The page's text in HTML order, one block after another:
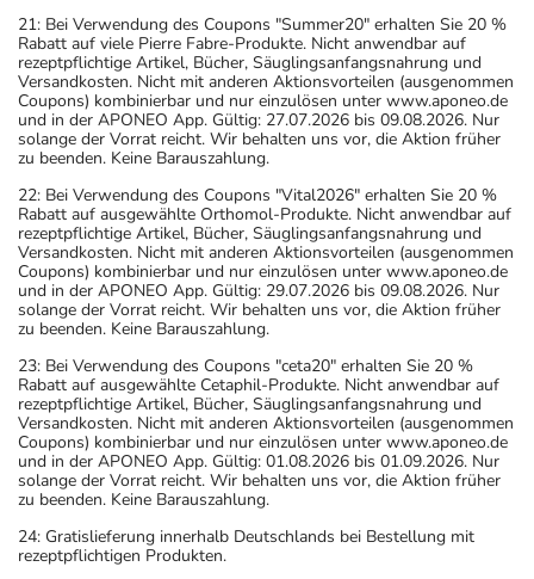
21: Bei Verwendung des Coupons "Summer20" erhalten Sie 20 %
Rabatt auf viele Pierre Fabre-Produkte. Nicht anwendbar auf
rezeptpflichtige Artikel, Bücher, Säuglingsanfangsnahrung und
Versandkosten. Nicht mit anderen Aktionsvorteilen (ausgenommen
Coupons) kombinierbar und nur einzulösen unter www.aponeo.de
und in der APONEO App. Gültig: 27.07.2026 bis 09.08.2026. Nur
solange der Vorrat reicht. Wir behalten uns vor, die Aktion früher
zu beenden. Keine Barauszahlung.
22: Bei Verwendung des Coupons "Vital2026" erhalten Sie 20 %
Rabatt auf ausgewählte Orthomol-Produkte. Nicht anwendbar auf
rezeptpflichtige Artikel, Bücher, Säuglingsanfangsnahrung und
Versandkosten. Nicht mit anderen Aktionsvorteilen (ausgenommen
Coupons) kombinierbar und nur einzulösen unter www.aponeo.de
und in der APONEO App. Gültig: 29.07.2026 bis 09.08.2026. Nur
solange der Vorrat reicht. Wir behalten uns vor, die Aktion früher
zu beenden. Keine Barauszahlung.
23: Bei Verwendung des Coupons "ceta20" erhalten Sie 20 %
Rabatt auf ausgewählte Cetaphil-Produkte. Nicht anwendbar auf
rezeptpflichtige Artikel, Bücher, Säuglingsanfangsnahrung und
Versandkosten. Nicht mit anderen Aktionsvorteilen (ausgenommen
Coupons) kombinierbar und nur einzulösen unter www.aponeo.de
und in der APONEO App. Gültig: 01.08.2026 bis 01.09.2026. Nur
solange der Vorrat reicht. Wir behalten uns vor, die Aktion früher
zu beenden. Keine Barauszahlung.
24: Gratislieferung innerhalb Deutschlands bei Bestellung mit
rezeptpflichtigen Produkten.